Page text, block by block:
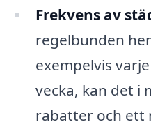
Frekvens av
regelbunden
exempelvis
vecka, kan det i
rabatter och ett